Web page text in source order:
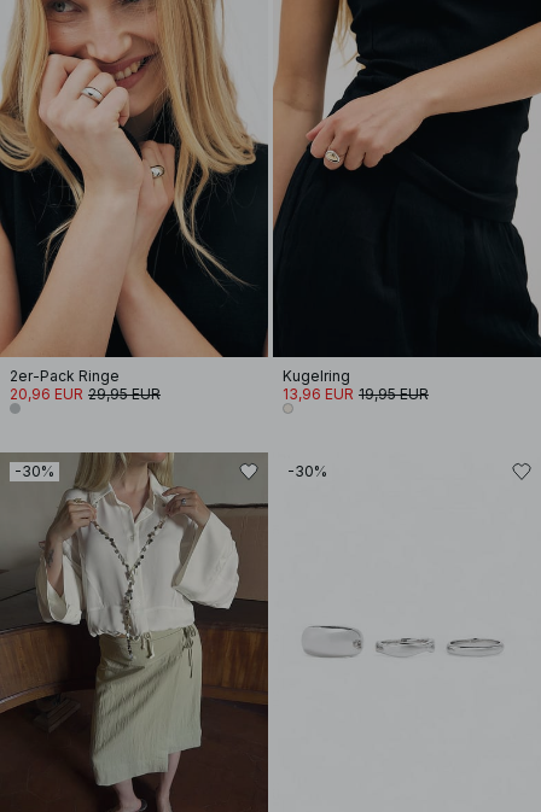
2er-Pack Ringe
20,96 EUR 29,95 EUR
Kugelring
13,96 EUR 19,95 EUR
-30% -30%